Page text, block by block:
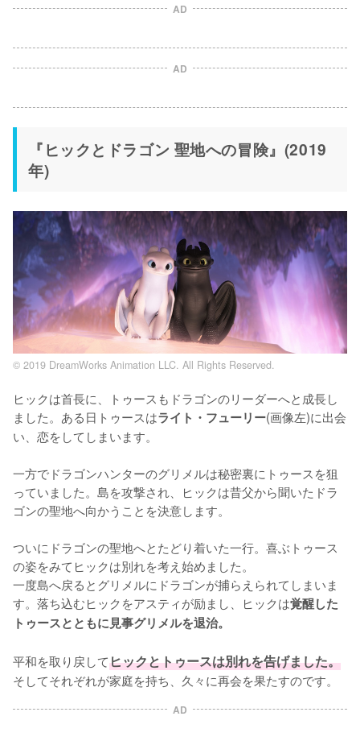
AD
AD
『ヒックとドラゴン 聖地への冒険』(2019
年)
© 2019 DreamWorks Animation LLC. All Rights Reserved.
ヒックは首長に、トゥースもドラゴンのリーダーへと成長し
ました。ある日トゥースはライト・フューリー(画像左)に出会
い、恋をしてしまいます。
一方でドラゴンハンターのグリメルは秘密裏にトゥースを狙
っていました。島を攻撃され、ヒックは昔父から聞いたドラ
ゴンの聖地へ向かうことを決意します。
ついにドラゴンの聖地へとたどり着いた一行。喜ぶトゥース
の姿をみてヒックは別れを考え始めました。
一度島へ戻るとグリメルにドラゴンが捕らえられてしまいま
す。落ち込むヒックをアスティが励まし、ヒックは覚醒した
トゥースとともに見事グリメルを退治。
平和を取り戻してヒックとトゥースは別れを告げました。
そしてそれぞれが家庭を持ち、久々に再会を果たすのです。
AD